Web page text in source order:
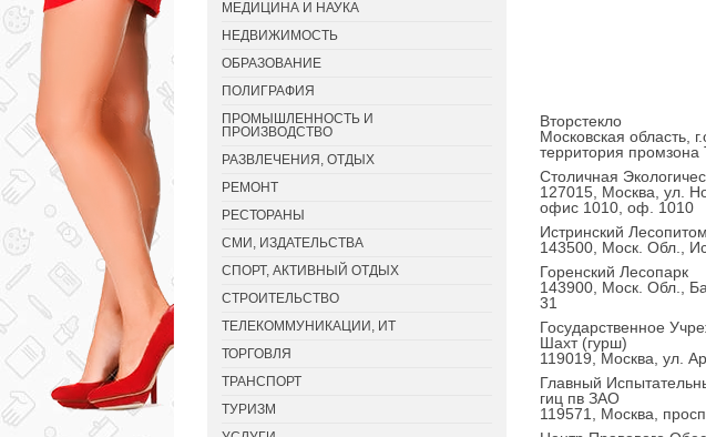
Вторстекло
Московская область,
территория промзона
Столичная
127015, Москва, ул.
офис 1010, оф. 1010
Истринский
143500, Моск. Обл.,
Горенский Лесопарк
143900, Моск. Обл.,
31
Государственное
Шахт (гурш)
119019, Москва, ул.
Главный
гиц пв ЗАО
119571, Москва,
МЕДИЦИНА И НАУКА
НЕДВИЖИМОСТЬ
ОБРАЗОВАНИЕ
ПОЛИГРАФИЯ
ПРОМЫШЛЕННОСТЬ И
ПРОИЗВОДСТВО
РАЗВЛЕЧЕНИЯ, ОТДЫХ
РЕМОНТ
РЕСТОРАНЫ
СМИ, ИЗДАТЕЛЬСТВА
СПОРТ, АКТИВНЫЙ ОТДЫХ
СТРОИТЕЛЬСТВО
ТЕЛЕКОММУНИКАЦИИ, ИТ
ТОРГОВЛЯ
ТРАНСПОРТ
ТУРИЗМ